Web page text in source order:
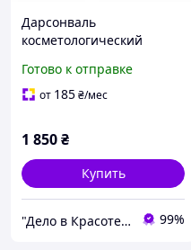
Дарсонваль
косметологический
за кожей лица и тела, 7
насадок
Готово к отправке
от 185₴/мес
1 850₴
Купить
"Дело в Красоте" - магазин косметики по уходу за телом лицом, волосами. Аппараты. 99%